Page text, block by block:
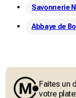
Savonnerie
Abbaye de
Faites un
votre